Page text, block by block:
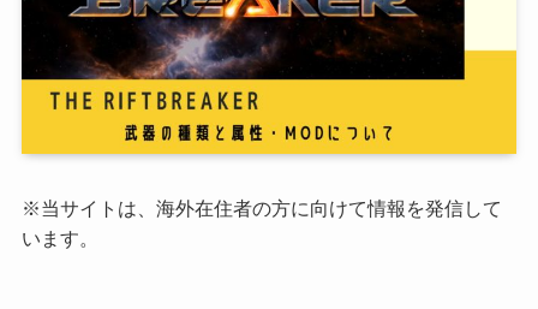
※当サイトは、海外在住者の方に向けて情報を発信して
います。